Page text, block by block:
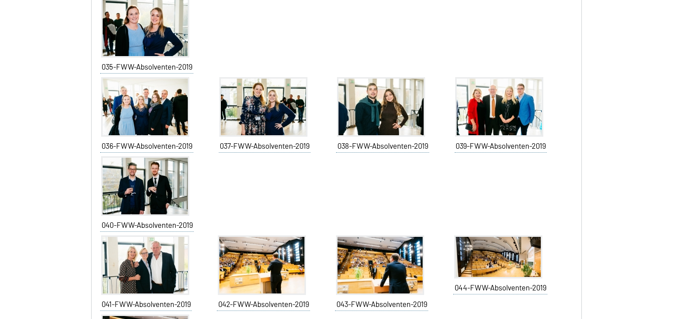
035-FWW-Absolventen-2019
036-FWW-Absolventen-2019 037-FWW-Absolventen-2019 038-FWW-Absolventen-2019 039-FWW-Absolventen-2019
040-FWW-Absolventen-2019
041-FWW-Absolventen-2019 042-FWW-Absolventen-2019 043-FWW-Absolventen-2019
044-FWW-Absolventen-2019